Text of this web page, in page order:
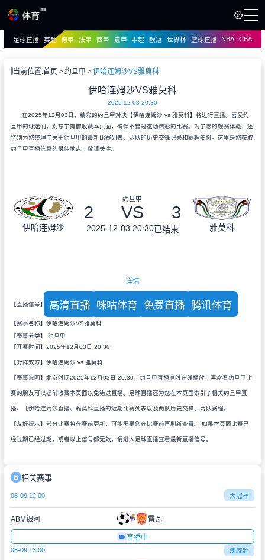
播
足球直播 英超 德甲 法甲 西甲 意甲 中超 欧冠 世界杯 篮球直播 NBA CBA
当前位置:首页 约旦甲 伊哈连姆沙VS雅莫科
伊哈连姆沙VS雅莫科
2025-12-03 20:30
在2025年12月03日，精彩的约旦甲对决【伊哈连姆沙 vs 雅莫科】将进行直播。喜爱约
旦甲的球迷们，别忘了提前收藏本页面，确保不错过这场精彩的比赛。为了您的观赛体验，还
特别为您整理了关于约旦甲的最新比赛列表、两队的历史交锋记录和赛程安排。这里是您获取
约旦甲直播信息的最佳地点，敬请关注。
伊哈连姆沙
约旦甲
2 VS 3
2025-12-03 20:30已结束 雅莫科
详情
【直播信号】 高清直播 咪咕体育 免费直播 腾讯体育
【赛事名称】伊哈连姆沙VS雅莫科
【赛事分类】 约旦甲
【开赛时间】2025年12月03日 20:30
【对阵双方】伊哈连姆沙 vs 雅莫科
【赛事说明】北京时间2025年12月03日 20:30，约旦甲直播准时在线播放，喜欢看约旦甲比
赛的朋友可以提前收藏本页面以免错过直播。足球直播还为您在本页面索引了相关约旦甲直
播、【伊哈连姆沙直播、雅莫科直播的近期比赛列表以及两队历史交锋、两队赛程。
【友好提示】部分比赛将在赛前更新，可能需要您在比赛前再刷新查看。 如果本页面比赛已
经过期已经过期，或者以上信号都无效，请进入足球直播查看最新直播信号。
相关赛事
08-09 12:00 大冠杯
ABM银河 雷瓦
直播中
08-09 13:00 澳威超